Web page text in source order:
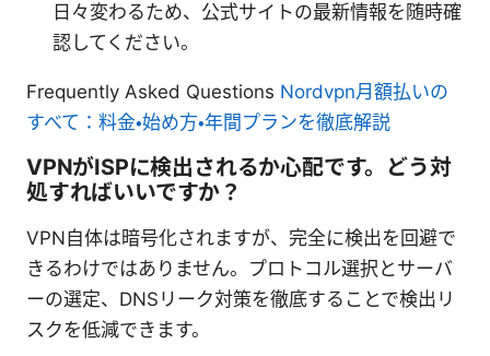
日々変わるため、公式サイトの最新情報を随時確
認してください。
Frequently Asked Questions Nordvpn月額払いの
すべて：料金・始め方・年間プランを徹底解説
VPNがISPに検出されるか心配です。どう対
処すればいいですか？
VPN自体は暗号化されますが、完全に検出を回避で
きるわけではありません。プロトコル選択とサーバ
ーの選定、DNSリーク対策を徹底することで検出リ
スクを低減できます。